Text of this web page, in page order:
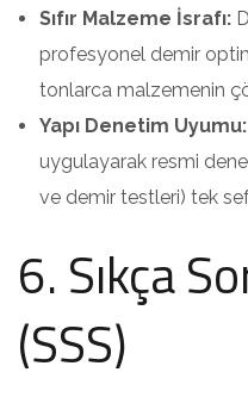
Sıfır Malzeme İsrafı:
profesyonel demir
tonlarca malzemenin
Yapı Denetim Uyumu:
uygulayarak resmi
ve demir testleri) tek
6. Sıkça
(SSS)